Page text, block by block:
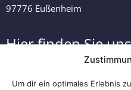
Um dir ein optimales Erlebnis
97776 Eußenheim
Hier finden Sie